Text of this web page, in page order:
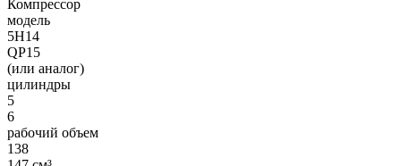
Компрессор
модель
5H14
QP15
(или аналог)
цилиндры
5
6
рабочий объем
138